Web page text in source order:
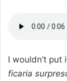
I wouldn’t
ficaria